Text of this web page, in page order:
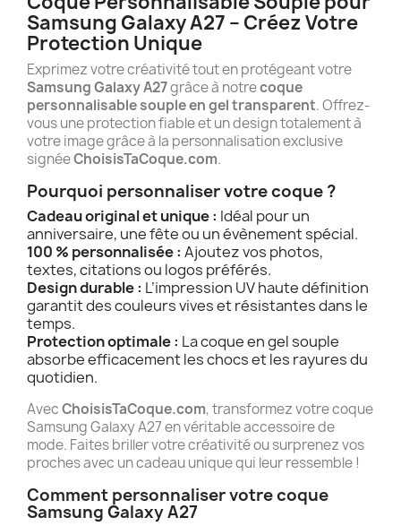
Samsung Galaxy A27 – Créez Votre
Protection Unique
Exprimez votre créativité tout en protégeant votre
Samsung Galaxy A27grâce à notrecoque
personnalisable souple en gel transparent. Offrez-
vous une protection fiable et un design totalement à
votre image grâce à la personnalisation exclusive
signéeChoisisTaCoque.com.
Pourquoi personnaliser votre coque ?
Cadeau original et unique : Idéal pour un
anniversaire, une fête ou un évènement spécial.
100 % personnalisée : Ajoutez vos photos,
textes, citations ou logos préférés.
Design durable : L’impression UV haute définition
garantit des couleurs vives et résistantes dans le
temps.
Protection optimale : La coque en gel souple
absorbe efficacement les chocs et les rayures du
quotidien.
AvecChoisisTaCoque.com, transformez votre coque
Samsung Galaxy A27 en véritable accessoire de
mode. Faites briller votre créativité ou surprenez vos
proches avec un cadeau unique qui leur ressemble !
Comment personnaliser votre coque
Samsung Galaxy A27